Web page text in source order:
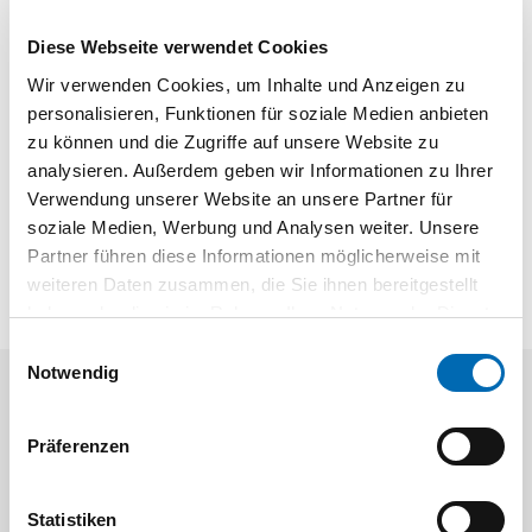
Diese Webseite verwendet Cookies
Wir verwenden Cookies, um Inhalte und Anzeigen zu
personalisieren, Funktionen für soziale Medien anbieten
zu können und die Zugriffe auf unsere Website zu
analysieren. Außerdem geben wir Informationen zu Ihrer
Verwendung unserer Website an unsere Partner für
soziale Medien, Werbung und Analysen weiter. Unsere
Partner führen diese Informationen möglicherweise mit
weiteren Daten zusammen, die Sie ihnen bereitgestellt
haben oder die sie im Rahmen Ihrer Nutzung der Dienste
Notwendig
Präferenzen
Statistiken
Produktbeschreibung
Douzuki Feinsäge mit spezieller Zahnung und Schliff für das
Schneiden in Spanplatten und beschichteten Platten